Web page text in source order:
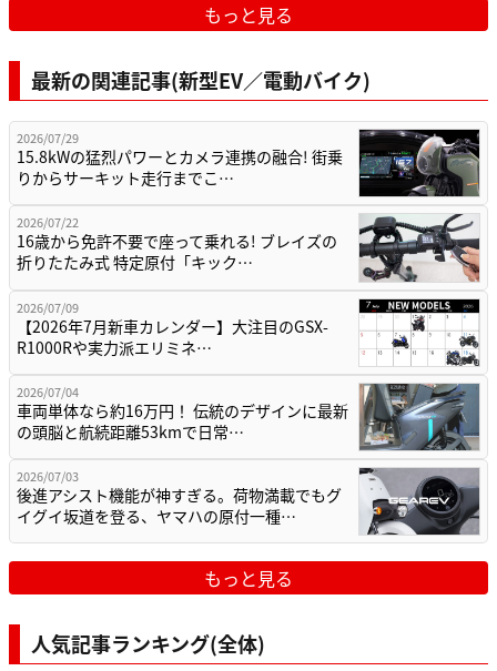
もっと見る
最新の関連記事(新型EV／電動バイク)
2026/07/29
15.8kWの猛烈パワーとカメラ連携の融合! 街乗
りからサーキット走行までこ…
2026/07/22
16歳から免許不要で座って乗れる! ブレイズの
折りたたみ式 特定原付「キック…
2026/07/09
【2026年7月新車カレンダー】大注目のGSX-
R1000Rや実力派エリミネ…
2026/07/04
車両単体なら約16万円！ 伝統のデザインに最新
の頭脳と航続距離53kmで日常…
2026/07/03
後進アシスト機能が神すぎる。荷物満載でもグ
イグイ坂道を登る、ヤマハの原付一種…
もっと見る
人気記事ランキング(全体)